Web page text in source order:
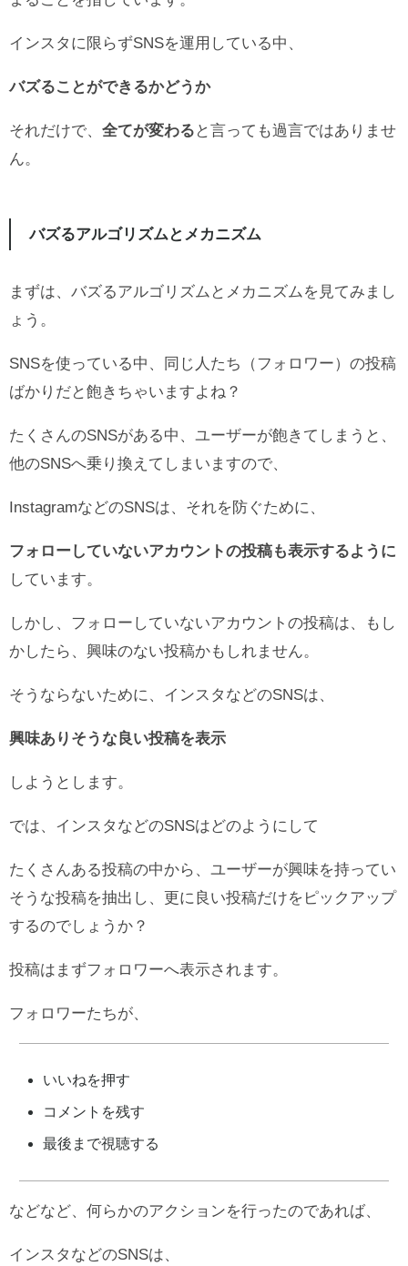
インスタに限らずSNSを運用している中、
バズることができるかどうか
それだけで、 全てが変わる と言っても過言ではありませ
ん。
バズるアルゴリズムとメカニズム
まずは、バズるアルゴリズムとメカニズムを見てみまし
ょう。
SNSを使っている中、同じ人たち（フォロワー）の投稿
ばかりだと飽きちゃいますよね？
たくさんのSNSがある中、ユーザーが飽きてしまうと、
他のSNSへ乗り換えてしまいますので、
InstagramなどのSNSは、それを防ぐために、
フォローしていないアカウントの投稿も表示するように
しています。
しかし、フォローしていないアカウントの投稿は、もし
かしたら、興味のない投稿かもしれません。
そうならないために、インスタなどのSNSは、
興味ありそうな良い投稿を表示
しようとします。
では、インスタなどのSNSはどのようにして
たくさんある投稿の中から、ユーザーが興味を持ってい
そうな投稿を抽出し、更に良い投稿だけをピックアップ
するのでしょうか？
投稿はまずフォロワーへ表示されます。
フォロワーたちが、
いいねを押す
コメントを残す
最後まで視聴する
などなど、何らかのアクションを行ったのであれば、
インスタなどのSNSは、